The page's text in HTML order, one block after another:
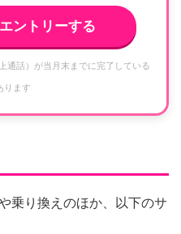
ントリーする
通話）が当月末までに完了している
ります
乗り換えのほか、以下のサ